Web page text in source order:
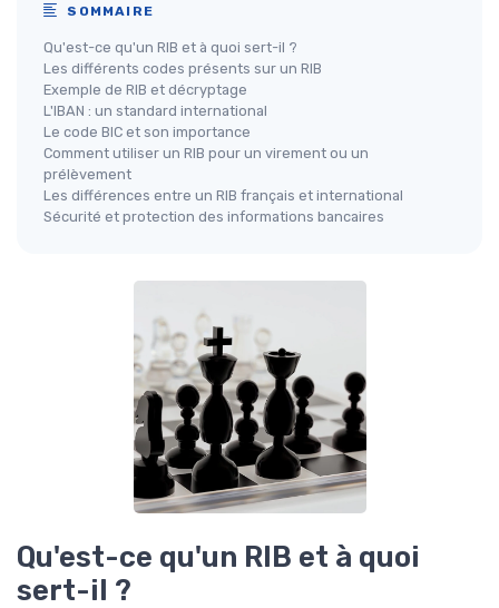
SOMMAIRE
Qu'est-ce qu'un RIB et à quoi sert-il ?
Les différents codes présents sur un RIB
Exemple de RIB et décryptage
L'IBAN : un standard international
Le code BIC et son importance
Comment utiliser un RIB pour un virement ou un
prélèvement
Les différences entre un RIB français et international
Sécurité et protection des informations bancaires
Qu'est-ce qu'un RIB et à quoi
sert-il ?